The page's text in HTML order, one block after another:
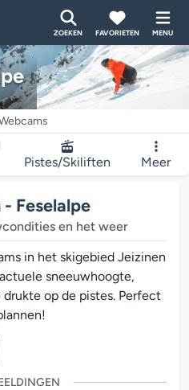
ZOEKEN FAVORIETEN MENU
Pistes/Skiliften Meer
Feselalpe
en het weer
in het skigebied Jeizinen
sneeuwhoogte,
op de pistes. Perfect